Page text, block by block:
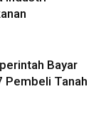
Bayar
Pembeli Tanah